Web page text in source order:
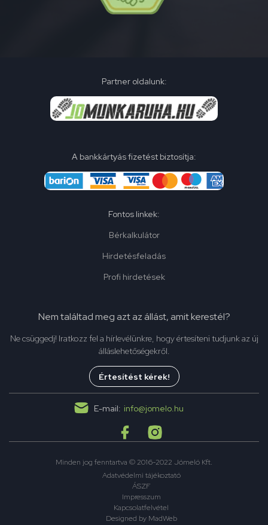
Partner oldalunk:
A bankkártyás fizetést biztosítja:
Fontos linkek:
Bérkalkulátor
Hirdetésfeladás
Profi hirdetések
Nem találtad meg azt az állást, amit kerestél?
Ne csüggedj! Iratkozz fel a hírlevélünkre, hogy értesíteni tudjunk az új
álláslehetőségekről.
Értesítést kérek!
E-mail: info@jomelo.hu
Minden jog fenntartva © 2016-2022 Jómeló Kft.
Adatvédelmi tájékoztató
ÁSZF
Impresszum
Kapcsolatfelvétel
Designed by MadWeb